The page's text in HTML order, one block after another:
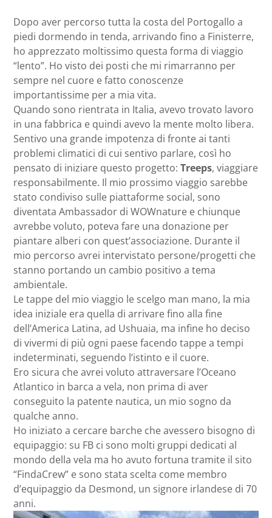
Dopo aver percorso tutta la costa del Portogallo a
piedi dormendo in tenda, arrivando fino a Finisterre,
ho apprezzato moltissimo questa forma di viaggio
“lento”. Ho visto dei posti che mi rimarranno per
sempre nel cuore e fatto conoscenze
importantissime per a mia vita.
Quando sono rientrata in Italia, avevo trovato lavoro
in una fabbrica e quindi avevo la mente molto libera.
Sentivo una grande impotenza di fronte ai tanti
problemi climatici di cui sentivo parlare, così ho
pensato di iniziare questo progetto: Treeps, viaggiare
responsabilmente. Il mio prossimo viaggio sarebbe
stato condiviso sulle piattaforme social, sono
diventata Ambassador di WOWnature e chiunque
avrebbe voluto, poteva fare una donazione per
piantare alberi con quest’associazione. Durante il
mio percorso avrei intervistato persone/progetti che
stanno portando un cambio positivo a tema
ambientale.
Le tappe del mio viaggio le scelgo man mano, la mia
idea iniziale era quella di arrivare fino alla fine
dell’America Latina, ad Ushuaia, ma infine ho deciso
di vivermi di più ogni paese facendo tappe a tempi
indeterminati, seguendo l’istinto e il cuore.
Ero sicura che avrei voluto attraversare l’Oceano
Atlantico in barca a vela, non prima di aver
conseguito la patente nautica, un mio sogno da
qualche anno.
Ho iniziato a cercare barche che avessero bisogno di
equipaggio: su FB ci sono molti gruppi dedicati al
mondo della vela ma ho avuto fortuna tramite il sito
“FindaCrew” e sono stata scelta come membro
d’equipaggio da Desmond, un signore irlandese di 70
anni.